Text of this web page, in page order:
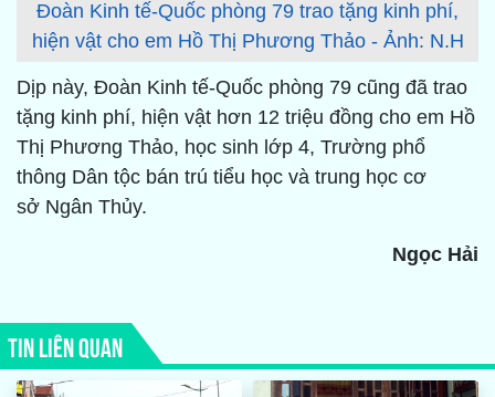
Đoàn Kinh tế-Quốc phòng 79 trao tặng kinh phí,
hiện vật cho em Hồ Thị Phương Thảo - Ảnh: N.H
Dịp này, Đoàn Kinh tế-Quốc phòng 79 cũng đã trao
tặng kinh phí, hiện vật hơn 12 triệu đồng cho em Hồ
Thị Phương Thảo, học sinh lớp 4, Trường phổ
thông Dân tộc bán trú tiểu học và trung học cơ
sở Ngân Thủy.
Ngọc Hải
TIN LIÊN QUAN